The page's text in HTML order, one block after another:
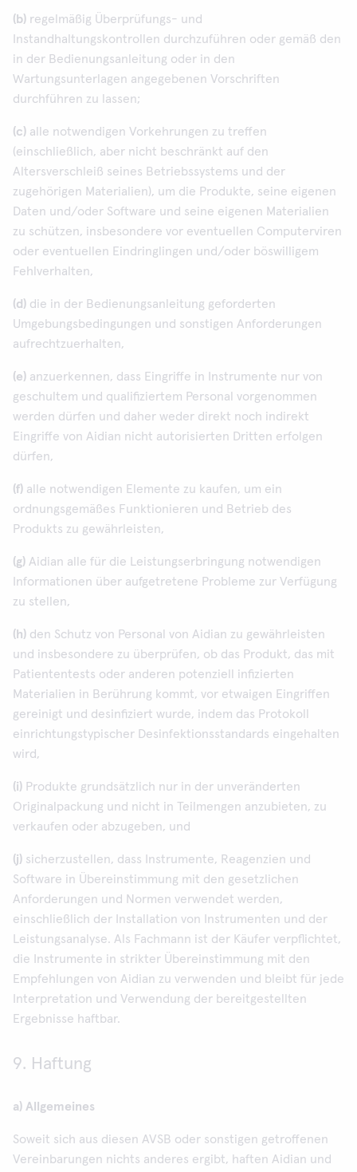
(b) regelmäßig Überprüfungs- und
Instandhaltungskontrollen durchzuführen oder gemäß den
in der Bedienungsanleitung oder in den
Wartungsunterlagen angegebenen Vorschriften
durchführen zu lassen;
(c) alle notwendigen Vorkehrungen zu treffen
(einschließlich, aber nicht beschränkt auf den
Altersverschleiß seines Betriebssystems und der
zugehörigen Materialien), um die Produkte, seine eigenen
Daten und/oder Software und seine eigenen Materialien
zu schützen, insbesondere vor eventuellen Computerviren
oder eventuellen Eindringlingen und/oder böswilligem
Fehlverhalten,
(d) die in der Bedienungsanleitung geforderten
Umgebungsbedingungen und sonstigen Anforderungen
aufrechtzuerhalten,
(e) anzuerkennen, dass Eingriffe in Instrumente nur von
geschultem und qualifiziertem Personal vorgenommen
werden dürfen und daher weder direkt noch indirekt
Eingriffe von Aidian nicht autorisierten Dritten erfolgen
dürfen,
(f) alle notwendigen Elemente zu kaufen, um ein
ordnungsgemäßes Funktionieren und Betrieb des
Produkts zu gewährleisten,
(g) Aidian alle für die Leistungserbringung notwendigen
Informationen über aufgetretene Probleme zur Verfügung
zu stellen,
(h) den Schutz von Personal von Aidian zu gewährleisten
und insbesondere zu überprüfen, ob das Produkt, das mit
Patiententests oder anderen potenziell infizierten
Materialien in Berührung kommt, vor etwaigen Eingriffen
gereinigt und desinfiziert wurde, indem das Protokoll
einrichtungstypischer Desinfektionsstandards eingehalten
wird,
(i) Produkte grundsätzlich nur in der unveränderten
Originalpackung und nicht in Teilmengen anzubieten, zu
verkaufen oder abzugeben, und
(j) sicherzustellen, dass Instrumente, Reagenzien und
Software in Übereinstimmung mit den gesetzlichen
Anforderungen und Normen verwendet werden,
einschließlich der Installation von Instrumenten und der
Leistungsanalyse. Als Fachmann ist der Käufer verpflichtet,
die Instrumente in strikter Übereinstimmung mit den
Empfehlungen von Aidian zu verwenden und bleibt für jede
Interpretation und Verwendung der bereitgestellten
Ergebnisse haftbar.
9. Haftung
a) Allgemeines
Soweit sich aus diesen AVSB oder sonstigen getroffenen
Vereinbarungen nichts anderes ergibt, haften Aidian und